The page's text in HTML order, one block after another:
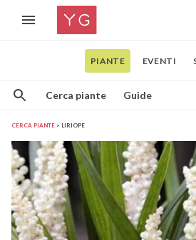
PIANTE EVENTI
Cerca piante Guide
CERCA PIANTE LIRIOPE